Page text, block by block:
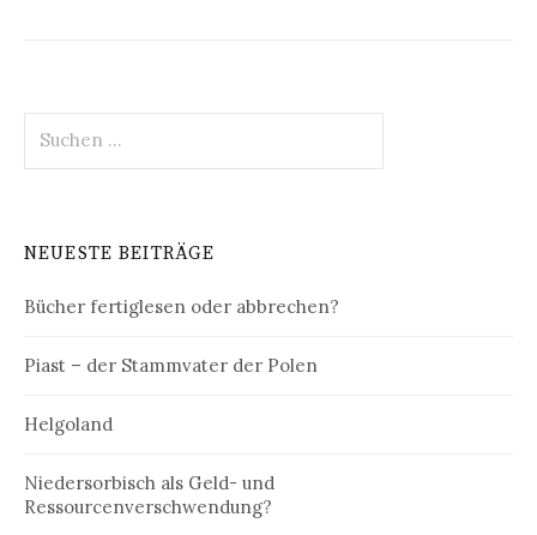
nach:
NEUESTE BEITRÄGE
Bücher fertiglesen oder abbrechen?
Piast – der Stammvater der Polen
Helgoland
Niedersorbisch als Geld- und
Ressourcenverschwendung?